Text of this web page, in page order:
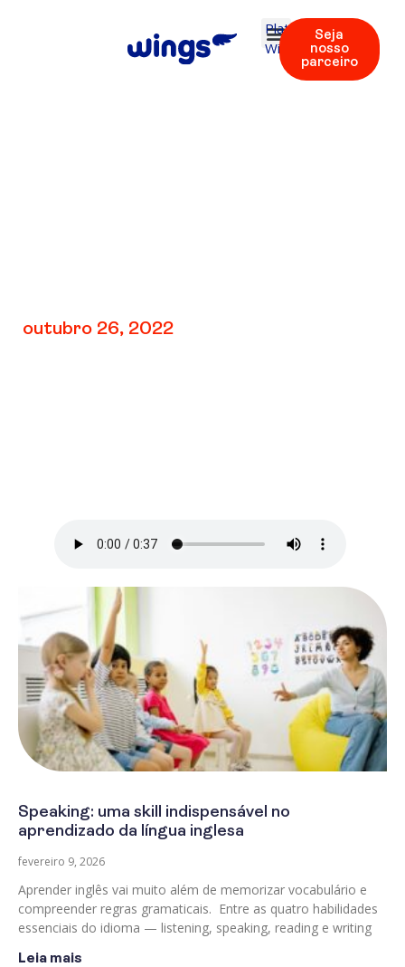
Plataforma
Wings
Seja
nosso
parceiro
outubro 26, 2022
Speaking: uma skill indispensável no
aprendizado da língua inglesa
fevereiro 9, 2026
Aprender inglês vai muito além de memorizar vocabulário e
compreender regras gramaticais. Entre as quatro habilidades
essenciais do idioma — listening, speaking, reading e writing
Leia mais